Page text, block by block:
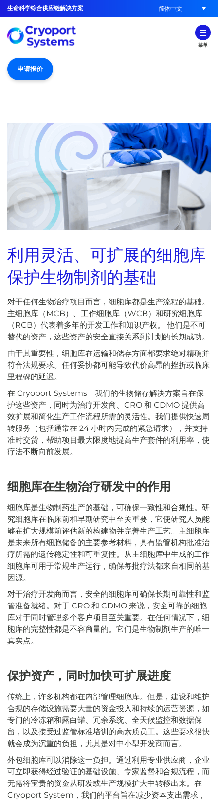
生命科学综合供应链解决方案 简体中文
菜单
申请报价
利用灵活、可扩展的细胞库
保护生物制剂的基础
对于任何生物治疗项目而言，细胞库都是生产流程的基础。
主细胞库（MCB）、工作细胞库（WCB）和研究细胞库
（RCB）代表着多年的开发工作和知识产权。 他们是不可
替代的资产，这些资产的安全直接关系到计划的长期成功。
由于其重要性，细胞库在运输和储存方面都要求绝对精确并
符合法规要求。任何妥协都可能导致代价高昂的挫折或临床
里程碑的延迟。
在 Cryoport Systems，我们的生物储存解决方案旨在保
护这些资产，同时为治疗开发商、CRO 和 CDMO 提供高
效扩展和简化生产工作流程所需的灵活性。我们提供快速周
转服务（包括通常在 24 小时内完成的紧急请求），并支持
准时交货，帮助项目最大限度地提高生产套件的利用率，使
疗法不断向前发展。
细胞库在生物治疗研发中的作用
细胞库是生物制药生产的基础，可确保一致性和合规性。研
究细胞库在临床前和早期研究中至关重要，它使研究人员能
够在扩大规模前评估新的构建物并完善生产工艺。主细胞库
是未来所有细胞储备的主要参考材料，具有监管机构批准治
疗所需的遗传稳定性和可重复性。从主细胞库中生成的工作
细胞库可用于常规生产运行，确保每批疗法都来自相同的基
因源。
对于治疗开发商而言，安全的细胞库可确保长期可靠性和监
管准备就绪。对于 CRO 和 CDMO 来说，安全可靠的细胞
库对于同时管理多个客户项目至关重要。在任何情况下，细
胞库的完整性都是不容商量的。它们是生物制剂生产的唯一
真实点。
保护资产，同时加快可扩展进度
传统上，许多机构都在内部管理细胞库。但是，建设和维护
合规的存储设施需要大量的资金投入和持续的运营资源，如
专门的冷冻箱和露白罐、冗余系统、全天候监控和数据保
留，以及接受过监管标准培训的高素质员工。这些要求很快
就会成为沉重的负担，尤其是对中小型开发商而言。
外包细胞库可以消除这一负担。通过利用专业供应商，企业
可立即获得经过验证的基础设施、专家监督和合规流程，而
无需将宝贵的资金从研发或生产规模扩大中转移出来。在
Cryoport System，我们的平台旨在减少资本支出需求，